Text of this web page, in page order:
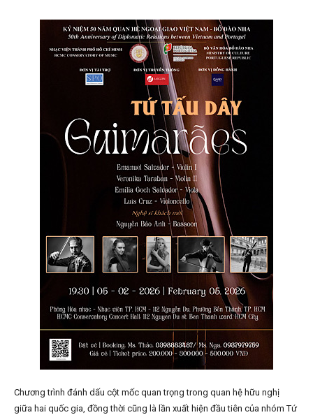
Chương trình đánh dấu cột mốc quan trọng trong quan hệ hữu nghị
giữa hai quốc gia, đồng thời cũng là lần xuất hiện đầu tiên của nhóm Tứ